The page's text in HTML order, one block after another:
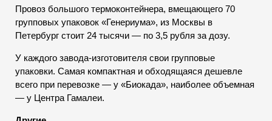
Провоз большого термоконтейнера, вмещающего 70
групповых упаковок «Генериума», из Москвы в
Петербург стоит 24 тысячи — по 3,5 рубля за дозу.
У каждого завода-изготовителя свои групповые
упаковки. Самая компактная и обходящаяся дешевле
всего при перевозке — у «Биокада», наиболее объемная
— у Центра Гамалеи.